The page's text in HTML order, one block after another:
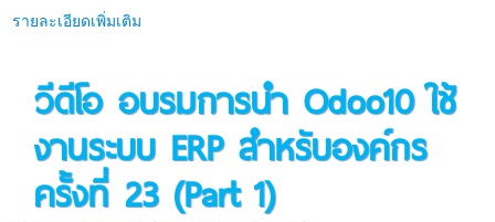
ติดต่อเรา
รายละเอียดเพิ่มเติม
วีดีโอ อบรมการนำ Odoo10 ใช้
งานระบบ ERP สำหรับองค์กร
ครั้งที่ 23 (Part 1)